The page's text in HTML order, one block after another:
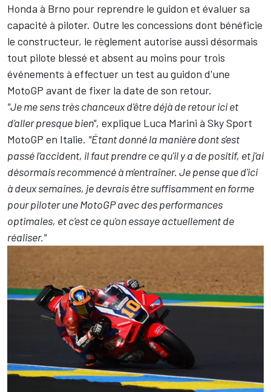
Honda à Brno pour reprendre le guidon et évaluer sa
capacité à piloter. Outre les concessions dont bénéficie
le constructeur, le règlement autorise aussi désormais
tout pilote blessé et absent au moins pour trois
événements à effectuer un test au guidon d'une
MotoGP avant de fixer la date de son retour.
"Je me sens très chanceux d'être déjà de retour ici et
d'aller presque bien", explique Luca Marini à Sky Sport
MotoGP en Italie. "Étant donné la manière dont s'est
passé l'accident, il faut prendre ce qu'il y a de positif, et j'ai
désormais recommencé à m'entraîner. Je pense que d'ici
à deux semaines, je devrais être suffisamment en forme
pour piloter une MotoGP avec des performances
optimales, et c'est ce qu'on essaye actuellement de
réaliser."